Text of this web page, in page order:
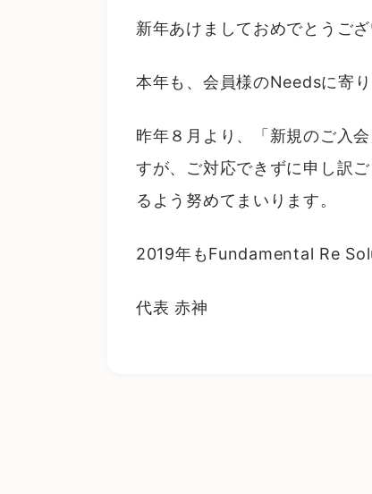
新年あけましておめでとうござ
本年も、会員様のNeedsに寄
昨年８月より、「新規のご入
すが、ご対応できずに申し訳
るよう努めてまいります。
2019年もFundamental Re
代表 赤神